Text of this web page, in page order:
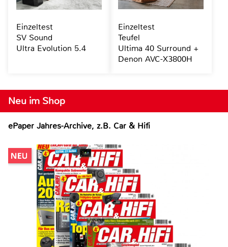
Neu im Shop
ePaper Jahres-Archive, z.B. Car & Hifi
Einzeltest
SV Sound
Ultra Evolution 5.4
Einzeltest
Teufel
Ultima 40 Surround +
Denon AVC-X3800H